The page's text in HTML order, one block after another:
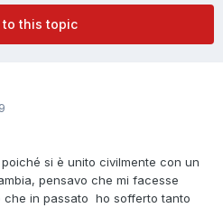
to this topic
si è unito civilmente con un
pensavo che mi facesse
che in passato ho sofferto tanto